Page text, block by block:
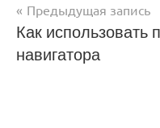
Навигация
по
Предыдущая запись
Как использовать
навигатора